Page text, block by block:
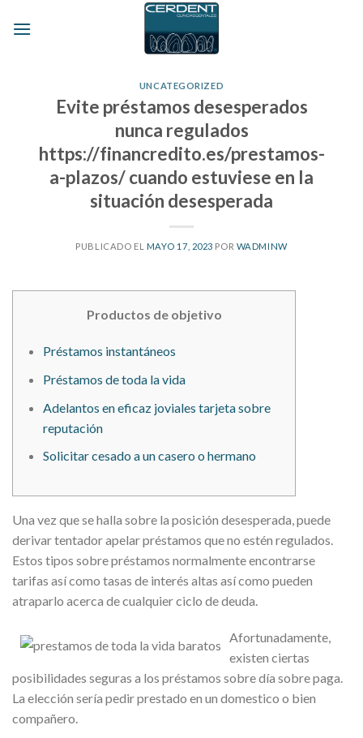
UNCATEGORIZED
Evite préstamos desesperados
nunca regulados
https://financredito.es/prestamos-
a-plazos/ cuando estuviese en la
situación desesperada
PUBLICADO EL MAYO 17, 2023 POR WADMINW
Productos de objetivo
Préstamos instantáneos
Préstamos de toda la vida
Adelantos en eficaz joviales tarjeta sobre
reputación
Solicitar cesado a un casero o hermano
Una vez que se halla sobre la posición desesperada, puede
derivar tentador apelar préstamos que no estén regulados.
Estos tipos sobre préstamos normalmente encontrarse
tarifas así­ como tasas de interés altas así­ como pueden
atraparlo acerca de cualquier ciclo de deuda.
Afortunadamente,
existen ciertas
posibilidades seguras a los préstamos sobre día sobre paga.
La elección serí­a pedir prestado en un domestico o bien
compañero.